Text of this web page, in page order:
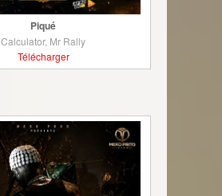
Piqué
Calculator, Mr Rally
Télécharger